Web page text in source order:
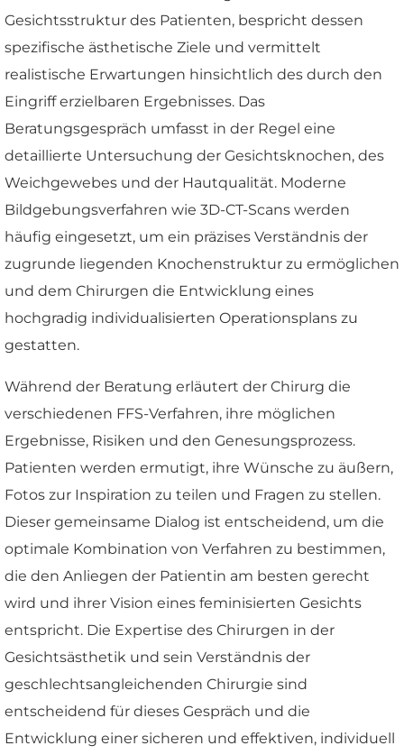
Gesichtsstruktur des Patienten, bespricht dessen
spezifische ästhetische Ziele und vermittelt
realistische Erwartungen hinsichtlich des durch den
Eingriff erzielbaren Ergebnisses. Das
Beratungsgespräch umfasst in der Regel eine
detaillierte Untersuchung der Gesichtsknochen, des
Weichgewebes und der Hautqualität. Moderne
Bildgebungsverfahren wie 3D-CT-Scans werden
häufig eingesetzt, um ein präzises Verständnis der
zugrunde liegenden Knochenstruktur zu ermöglichen
und dem Chirurgen die Entwicklung eines
hochgradig individualisierten Operationsplans zu
gestatten.
Während der Beratung erläutert der Chirurg die
verschiedenen FFS-Verfahren, ihre möglichen
Ergebnisse, Risiken und den Genesungsprozess.
Patienten werden ermutigt, ihre Wünsche zu äußern,
Fotos zur Inspiration zu teilen und Fragen zu stellen.
Dieser gemeinsame Dialog ist entscheidend, um die
optimale Kombination von Verfahren zu bestimmen,
die den Anliegen der Patientin am besten gerecht
wird und ihrer Vision eines feminisierten Gesichts
entspricht. Die Expertise des Chirurgen in der
Gesichtsästhetik und sein Verständnis der
geschlechtsangleichenden Chirurgie sind
entscheidend für dieses Gespräch und die
Entwicklung einer sicheren und effektiven, individuell